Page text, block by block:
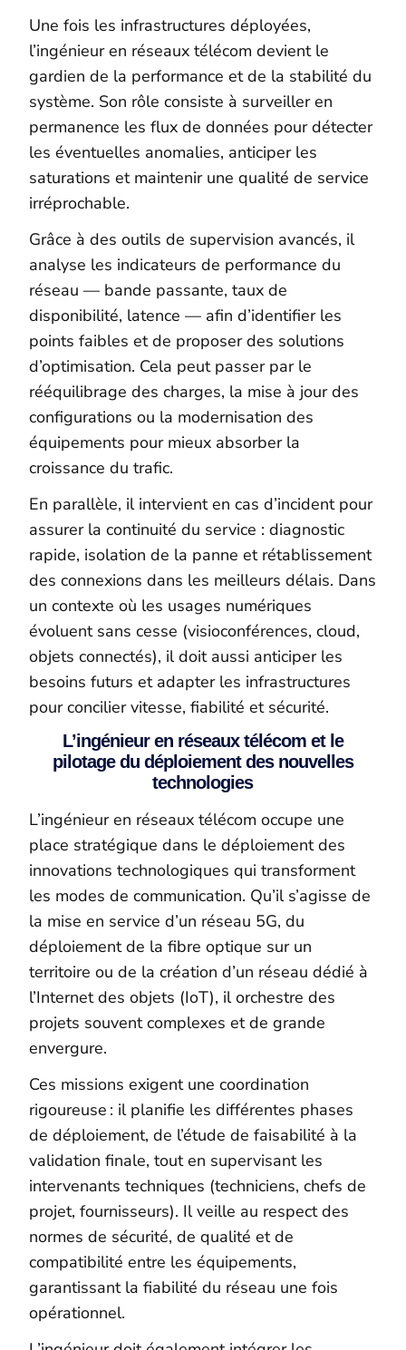
Une fois les infrastructures déployées,
l’ingénieur en réseaux télécom devient le
gardien de la performance et de la stabilité du
système. Son rôle consiste à surveiller en
permanence les flux de données pour détecter
les éventuelles anomalies, anticiper les
saturations et maintenir une qualité de service
irréprochable.
Grâce à des outils de supervision avancés, il
analyse les indicateurs de performance du
réseau — bande passante, taux de
disponibilité, latence — afin d’identifier les
points faibles et de proposer des solutions
d’optimisation. Cela peut passer par le
rééquilibrage des charges, la mise à jour des
configurations ou la modernisation des
équipements pour mieux absorber la
croissance du trafic.
En parallèle, il intervient en cas d’incident pour
assurer la continuité du service : diagnostic
rapide, isolation de la panne et rétablissement
des connexions dans les meilleurs délais. Dans
un contexte où les usages numériques
évoluent sans cesse (visioconférences, cloud,
objets connectés), il doit aussi anticiper les
besoins futurs et adapter les infrastructures
pour concilier vitesse, fiabilité et sécurité.
L’ingénieur en réseaux télécom et le
pilotage du déploiement des nouvelles
technologies
L’ingénieur en réseaux télécom occupe une
place stratégique dans le déploiement des
innovations technologiques qui transforment
les modes de communication. Qu’il s’agisse de
la mise en service d’un réseau 5G, du
déploiement de la fibre optique sur un
territoire ou de la création d’un réseau dédié à
l’Internet des objets (IoT), il orchestre des
projets souvent complexes et de grande
envergure.
Ces missions exigent une coordination
rigoureuse : il planifie les différentes phases
de déploiement, de l’étude de faisabilité à la
validation finale, tout en supervisant les
intervenants techniques (techniciens, chefs de
projet, fournisseurs). Il veille au respect des
normes de sécurité, de qualité et de
compatibilité entre les équipements,
garantissant la fiabilité du réseau une fois
opérationnel.